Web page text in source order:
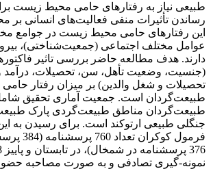
طبیعی نیاز به رفتارهای حامی محیط زیست
رساندن تأثیرات منفی فعالیت‌های انسانی بر
این رفتارهای حامی محیط زیست در جوامع
عوامل مختلف اجتماعی (جمعیت‌شناختی)،
دارند. هدف مطالعه حاضر بررسی تاثیر
(جنسیت، وضعیت تأهل، سن، تحصیلات،
تحصیلات و شغل والدین) بر میزان رفتار
طبیعت‌گردان است. جمعیت آماری تحقیق
طبیعت‌گردان مناطق طبیعت‌گردی پارک
جنگلی طبیعی ارتوکند است. برای رسیدن به
فرمول
نمونه-گیری تصادفی و به صورت مصاحبه